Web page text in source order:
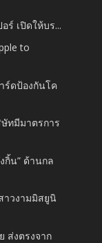
ร์ เปิดให้บร...
to
ร์ดป้องกันโค
ทมีมาตรการ
กิ้น” ด้านกล
าวงามมิสยูนิ
ส่งตรงจาก